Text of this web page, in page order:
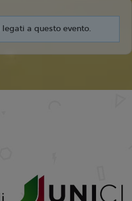
a questo evento.